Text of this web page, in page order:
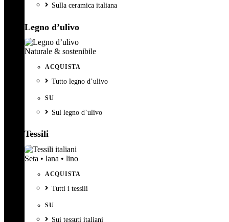
Sulla ceramica italiana
Legno d’ulivo
Naturale & sostenibile
ACQUISTA
Tutto legno d’ulivo
SU
Sul legno d’ulivo
Tessili
Seta • lana • lino
ACQUISTA
Tutti i tessili
SU
Sui tessuti italiani